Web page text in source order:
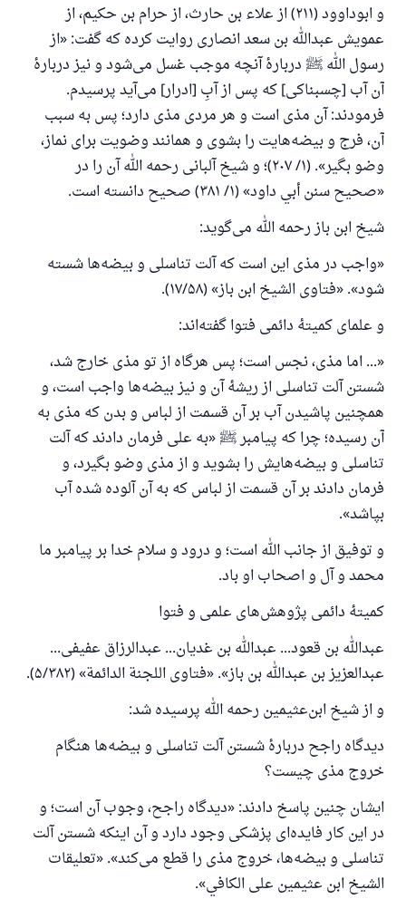
و ابوداوود (۲۱۱) از علاء بن حارث، از حرام بن حکیم، از
عمویش عبدالله بن سعد انصاری روایت کرده که گفت: «از
رسول الله ﷺ دربارهٔ آنچه موجب غسل می‌شود و نیز دربارهٔ
آن آب [چسبناکی] که پس از آبِ [ادرار] می‌آید پرسیدم.
فرمودند: آن مذی است و هر مردی مذی دارد؛ پس به سبب
آن، فرج و بیضه‌هایت را بشوی و همانند وضویت برای نماز،
وضو بگیر». (۱/ ۲۰۷)؛ و شیخ آلبانی رحمه الله آن را در
«صحيح سنن أبي داود» (۱/ ۳۸۱) صحیح دانسته است.
شیخ ابن‌ باز رحمه الله می‌گوید:
«واجب در مذی این است که آلت تناسلی و بیضه‌ها شسته
شود». «فتاوى الشيخ ابن باز» (۱۷/۵۸).
و علمای کمیتهٔ دائمی فتوا گفته‌اند:
«... اما مذی، نجس است؛ پس هرگاه از تو مذی خارج شد،
شستن آلت تناسلی از ریشهٔ آن و نیز بیضه‌ها واجب است، و
همچنین پاشیدن آب بر آن قسمت از لباس و بدن که مذی به
آن رسیده؛ چرا که پیامبر ﷺ «به علی فرمان دادند که آلت
تناسلی و بیضه‌هایش را بشوید و از مذی وضو بگیرد، و
فرمان دادند بر آن قسمت از لباس که به آن آلوده شده آب
بپاشد».
و توفیق از جانب الله است؛ و درود و سلام خدا بر پیامبر ما
محمد و آل و اصحاب او باد.
کمیتهٔ دائمی پژوهش‌های علمی و فتوا
عبدالله بن قعود... عبدالله بن غدیان... عبدالرزاق عفیفی...
عبدالعزیز بن عبدالله بن باز». «فتاوى اللجنة الدائمة» (۵/۳۸۲).
و از شیخ ابن‌عثیمین رحمه الله پرسیده شد:
دیدگاه راجح دربارهٔ شستن آلت تناسلی و بیضه‌ها هنگام
خروج مذی چیست؟
ایشان چنین پاسخ دادند: «دیدگاه راجح، وجوب آن است؛ و
در این کار فایده‌ای پزشکی وجود دارد و آن اینکه شستن آلت
تناسلی و بیضه‌ها، خروج مذی را قطع می‌کند». «تعليقات
الشيخ ابن عثيمين على الكافي».